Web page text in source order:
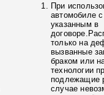
При
автомобиле
указанным в
только на
вызванные
браком или
технологии
подлежащие
случае